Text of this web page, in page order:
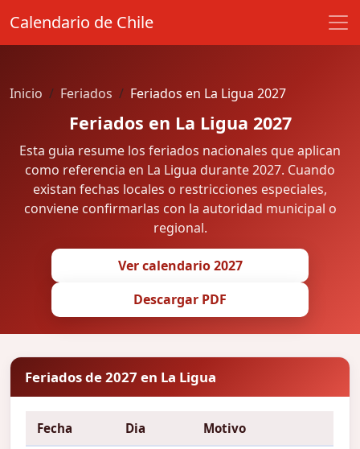
Calendario de Chile
Inicio Feriados Feriados en La Ligua 2027
Feriados en La Ligua 2027
Esta guia resume los feriados nacionales que aplican
como referencia en La Ligua durante 2027. Cuando
existan fechas locales o restricciones especiales,
conviene confirmarlas con la autoridad municipal o
regional.
Ver calendario 2027
Descargar PDF
Feriados de 2027 en La Ligua
Fecha Dia Motivo